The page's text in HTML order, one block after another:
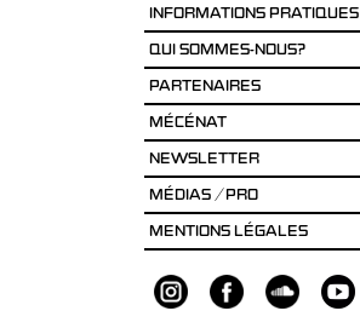
INFORMATIONS PRATIQUES
QUI SOMMES-NOUS?
PARTENAIRES
MÉCÉNAT
NEWSLETTER
MÉDIAS / PRO
MENTIONS LÉGALES